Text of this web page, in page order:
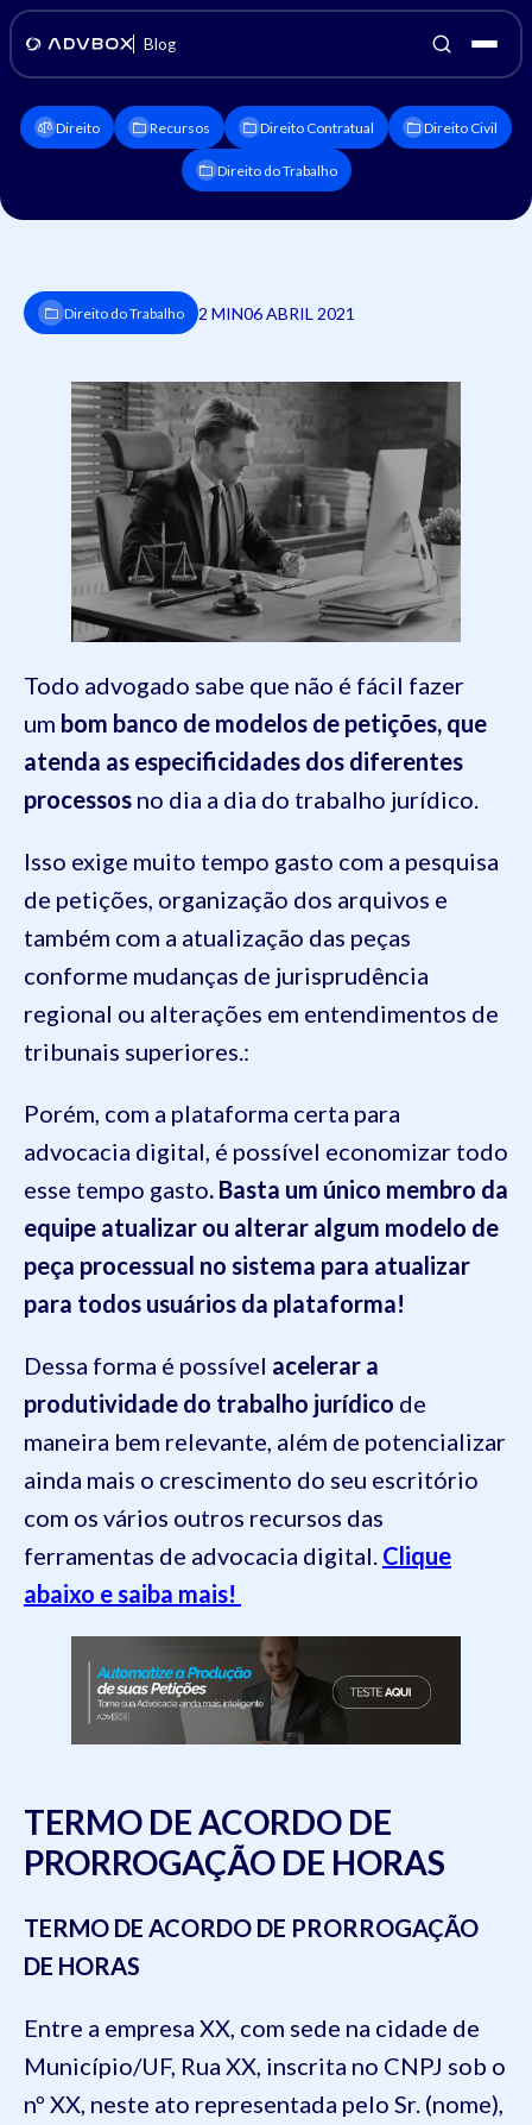
Blog
Direito Recursos Direito Contratual Direito Civil
Direito do Trabalho
Direito do Trabalho 2 MIN06 ABRIL 2021
Todo advogado sabe que não é fácil fazer
um bom banco de modelos de petições, que
atenda as especificidades dos diferentes
processos no dia a dia do trabalho jurídico.
Isso exige muito tempo gasto com a pesquisa
de petições, organização dos arquivos e
também com a atualização das peças
conforme mudanças de jurisprudência
regional ou alterações em entendimentos de
tribunais superiores.:
Porém, com a plataforma certa para
advocacia digital, é possível economizar todo
esse tempo gasto. Basta um único membro da
equipe atualizar ou alterar algum modelo de
peça processual no sistema para atualizar
para todos usuários da plataforma!
Dessa forma é possível acelerar a
produtividade do trabalho jurídico de
maneira bem relevante, além de potencializar
ainda mais o crescimento do seu escritório
com os vários outros recursos das
ferramentas de advocacia digital. Clique
abaixo e saiba mais!
TERMO DE ACORDO DE
PRORROGAÇÃO DE HORAS
TERMO DE ACORDO DE PRORROGAÇÃO
DE HORAS
Entre a empresa XX, com sede na cidade de
Município/UF, Rua XX, inscrita no CNPJ sob o
nº XX, neste ato representada pelo Sr. (nome),